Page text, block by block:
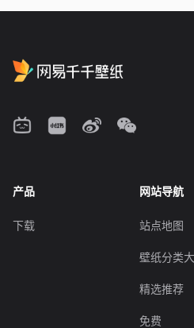
产品
下载
网站导航
站点地图
壁纸分类
精选推荐
免费